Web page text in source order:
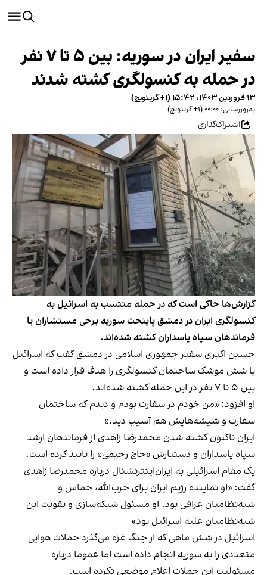
سفیر ایران در سوریه: بین ۵ تا ۷ نفر
در حمله به کنسولگری کشته شدند
۱۳ فروردین ۱۴۰۳، ۱۵:۴۲ (‎+۱ گرینویچ)
به‌روزرسانی: ۰۰:۰۰ (‎+۱ گرینویچ)
اشتراک‌گذاری
گزارش‌ها حاکی است که در حمله منتسب به اسرائیل به
کنسولگری ایران در دمشق پایتخت سوریه برخی مستشاران یا
فرماندهان سپاه پاسداران کشته شده‌اند.
حسین اکبری سفیر جمهوری اسلامی در دمشق گفت که اسرائیل
با شش موشک ساختمان کنسولگری را هدف قرار داده است و
بین ۵ تا ۷ نفر در این حمله کشته شده‌اند.
او افزود: «من خودم در سفارت بودم و دیدم که ساختمان
سفارت و شیشه‌هایش هم آسیب دید.»
ایران تاکنون کشته شدن محمدرضا زاهدی از فرماندهان ارشد
سپاه پاسداران و دستیارش «‌حاج رحیمی» را تایید کرده است.
یک مقام اسرائیلی به ایران‌اینترنشنال درباره محمدرضا زاهدی
گفت: «او نماینده رژیم ایران برای حزب‌الله، حماس و
شبه‌نظامیان عراقی بود. او مسئول شبکه‌سازی و تقویت این
شبه‌نظامیان علیه اسرائیل بود»
اسرائیل در شش ماهی که از جنگ غزه می‌گذرد حملات هوایی
متعددی را به سوریه انجام داده است اما عموما درباره
مسئولیت این حملات اعلام موضعی نکرده است.